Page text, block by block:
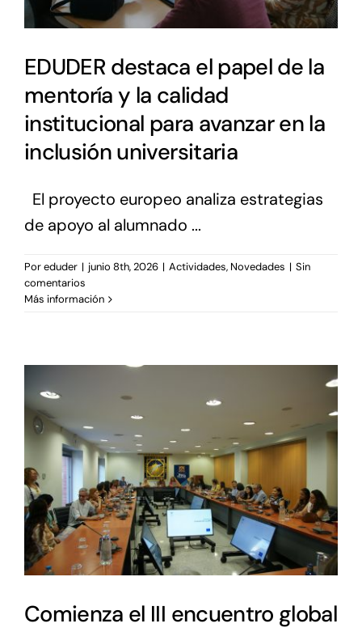
EDUDER destaca el papel de la
mentoría y la calidad
institucional para avanzar en la
inclusión universitaria
El proyecto europeo analiza estrategias
de apoyo al alumnado ...
Poreduder | junio 8th, 2026 | Actividades, Novedades | Sin
comentarios
Más información
Comienza el III encuentro global